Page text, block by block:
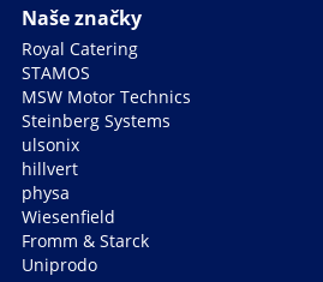
Naše značky
Royal Catering
STAMOS
MSW Motor Technics
Steinberg Systems
ulsonix
hillvert
physa
Wiesenfield
Fromm & Starck
Uniprodo